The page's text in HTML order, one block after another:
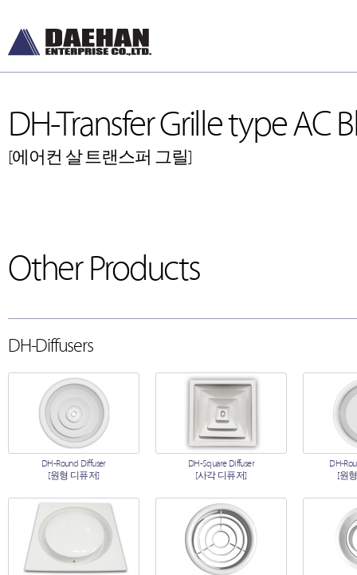
DH-Transfer Grille type AC
[에어컨 살 트랜스퍼 그릴]
Other Products
DH-Diffusers
DH-Round Diffuser
[원형 디퓨저]
DH-Square Diffuser
[사각 디퓨저]
DH-
[원